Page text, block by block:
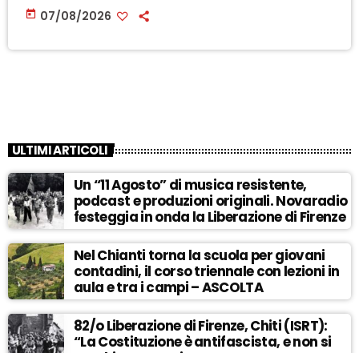
today 07/08/2026
ULTIMI ARTICOLI
Un “11 Agosto” di musica resistente,
podcast e produzioni originali. Novaradio
festeggia in onda la Liberazione di Firenze
Nel Chianti torna la scuola per giovani
contadini, il corso triennale con lezioni in
aula e tra i campi – ASCOLTA
82/o Liberazione di Firenze, Chiti (ISRT):
“La Costituzione è antifascista, e non si